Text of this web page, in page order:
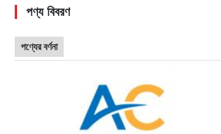
পণ্য বিবরণ
পণ্যের বর্ণনা